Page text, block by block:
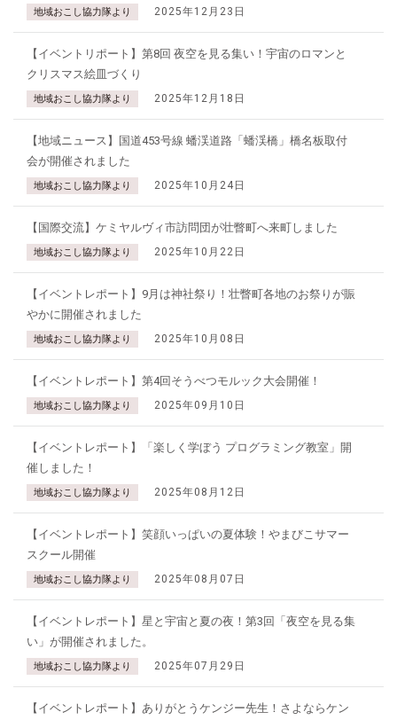
地域おこし協力隊より 2025年12月23日
【イベントリポート】第8回 夜空を見る集い！宇宙のロマンと
クリスマス絵皿づくり
地域おこし協力隊より 2025年12月18日
【地域ニュース】国道453号線 蟠渓道路「蟠渓橋」橋名板取付
会が開催されました
地域おこし協力隊より 2025年10月24日
【国際交流】ケミヤルヴィ市訪問団が壮瞥町へ来町しました
地域おこし協力隊より 2025年10月22日
【イベントレポート】9月は神社祭り！壮瞥町各地のお祭りが賑
やかに開催されました
地域おこし協力隊より 2025年10月08日
【イベントレポート】第4回そうべつモルック大会開催！
地域おこし協力隊より 2025年09月10日
【イベントレポート】「楽しく学ぼう プログラミング教室」開
催しました！
地域おこし協力隊より 2025年08月12日
【イベントレポート】笑顔いっぱいの夏体験！やまびこサマー
スクール開催
地域おこし協力隊より 2025年08月07日
【イベントレポート】星と宇宙と夏の夜！第3回「夜空を見る集
い」が開催されました。
地域おこし協力隊より 2025年07月29日
【イベントレポート】ありがとうケンジー先生！さよならケン